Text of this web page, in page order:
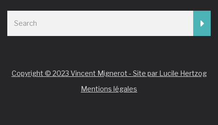
Copyright © 2023 Vincent Mignerot - Site par Lucile Hertzog
Mentions légales